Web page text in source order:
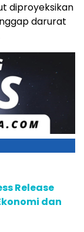
diproyeksikan
darurat
Release
dan